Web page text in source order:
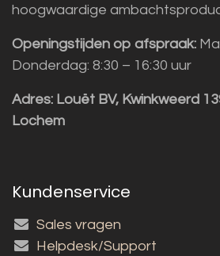
hoogwaardige
Openingstijden op afspraak:
Donderdag: 8:30 – 16:30 uur
Adres: Louët BV, Kwinkweerd
Lochem
Kundenservice
Sales vragen
Helpdesk/Support